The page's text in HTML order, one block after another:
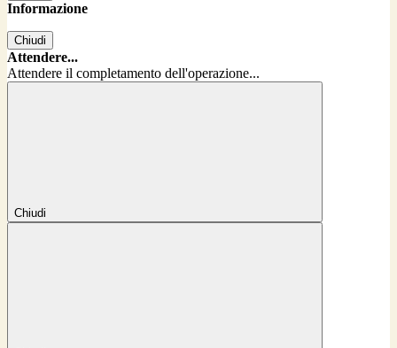
Informazione
Chiudi
Attendere...
Attendere il completamento dell'operazione...
Chiudi